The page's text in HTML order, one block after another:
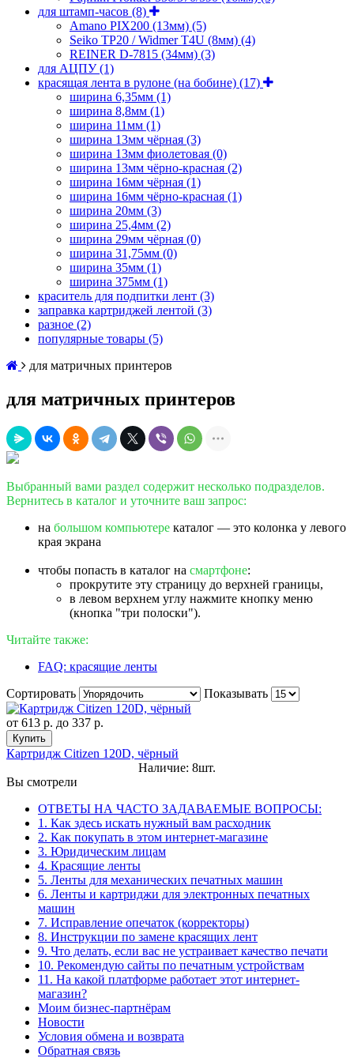
для штамп-часов (8)
Amano PIX200 (13мм) (5)
Seiko TP20 / Widmer T4U (8мм) (4)
REINER D-7815 (34мм) (3)
для АЦПУ(1)
красящая лента в рулоне (на бобине) (17)
ширина 6,35мм (1)
ширина 8,8мм (1)
ширина 11мм (1)
ширина 13мм чёрная (3)
ширина 13мм фиолетовая (0)
ширина 13мм чёрно-красная (2)
ширина 16мм чёрная (1)
ширина 16мм чёрно-красная (1)
ширина 20мм (3)
ширина 25,4мм (2)
ширина 29мм чёрная (0)
ширина 31,75мм (0)
ширина 35мм (1)
ширина 375мм (1)
краситель для подпитки лент (3)
заправка картриджей лентой (3)
разное (2)
популярные товары (5)
для матричных принтеров
для матричных принтеров
Выбранный вами раздел содержит несколько подразделов.
Вернитесь в каталог и уточните ваш запрос:
на большом компьютере каталог — это колонка у левого
края экрана
чтобы попасть в каталог на смартфоне:
прокрутите эту страницу до верхней границы,
в левом верхнем углу нажмите кнопку меню
(кнопка "три полоски").
Читайте также:
FAQ: красящие ленты
Сортировать
Показывать
от 613 р. до 337 р.
Купить
Картридж Citizen 120D, чёрный
Наличие: 8шт.
Вы смотрели
ОТВЕТЫ НА ЧАСТО ЗАДАВАЕМЫЕ ВОПРОСЫ:
1. Как здесь искать нужный вам расходник
2. Как покупать в этом интернет-магазине
3. Юридическим лицам
4. Красящие ленты
5. Ленты для механических печатных машин
6. Ленты и картриджи для электронных печатных
машин
7. Исправление опечаток (корректоры)
8. Инструкции по замене красящих лент
9. Что делать, если вас не устраивает качество печати
10. Рекомендую сайты по печатным устройствам
11. На какой платформе работает этот интернет-
магазин?
Моим бизнес-партнёрам
Новости
Условия обмена и возврата
Обратная связь